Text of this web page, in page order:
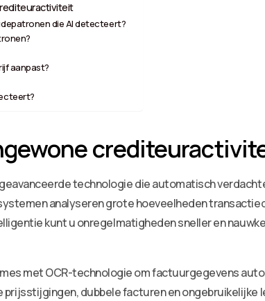
die AI detecteert?
aanpast?
technologie die automatisch
analyseren grote hoeveelheden
kunt u onregelmatigheden sneller en
met OCR-technologie om factuurgegevens
dubbele facturen en